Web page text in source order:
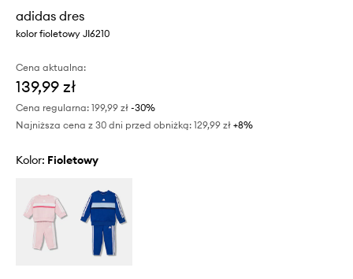
adidas dres
kolor fioletowy JI6210
Cena aktualna:
139,99 zł
Cena regularna: 199,99 zł -30%
Najniższa cena z 30 dni przed obniżką: 129,99 zł +8%
Kolor: fioletowy